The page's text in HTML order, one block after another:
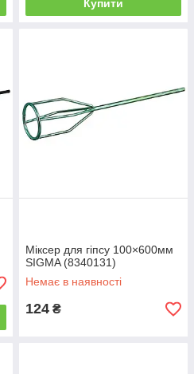
Купити
Міксер для гіпсу 100×600мм
SIGMA (8340131)
Немає в наявності
124 ₴